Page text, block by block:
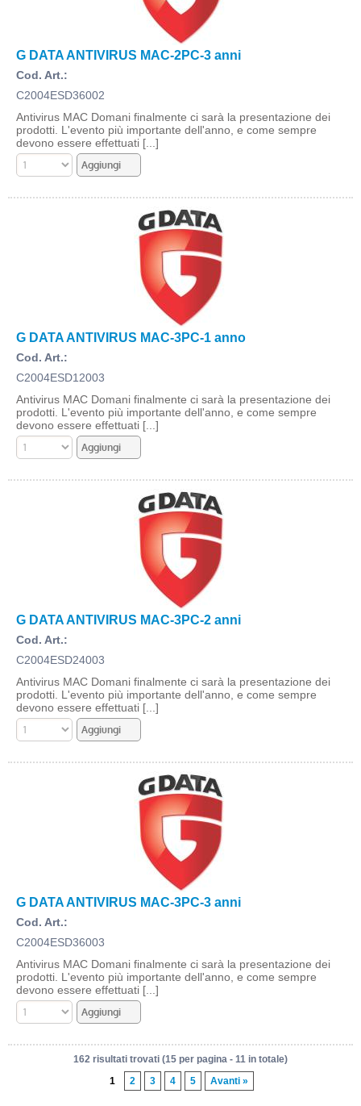
G DATA ANTIVIRUS MAC-2PC-3 anni
Cod. Art.:
C2004ESD36002
Antivirus MAC Domani finalmente ci sarà la presentazione dei
prodotti. L'evento più importante dell'anno, e come sempre
devono essere effettuati [...]
G DATA ANTIVIRUS MAC-3PC-1 anno
Cod. Art.:
C2004ESD12003
Antivirus MAC Domani finalmente ci sarà la presentazione dei
prodotti. L'evento più importante dell'anno, e come sempre
devono essere effettuati [...]
G DATA ANTIVIRUS MAC-3PC-2 anni
Cod. Art.:
C2004ESD24003
Antivirus MAC Domani finalmente ci sarà la presentazione dei
prodotti. L'evento più importante dell'anno, e come sempre
devono essere effettuati [...]
G DATA ANTIVIRUS MAC-3PC-3 anni
Cod. Art.:
C2004ESD36003
Antivirus MAC Domani finalmente ci sarà la presentazione dei
prodotti. L'evento più importante dell'anno, e come sempre
devono essere effettuati [...]
162 risultati trovati (15 per pagina - 11 in totale)
1
2 3 4 5 Avanti »